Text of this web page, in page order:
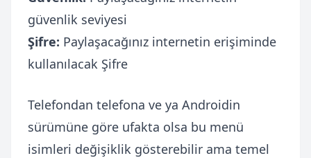
güvenlik seviyesi
Şifre: Paylaşacağınız internetin erişiminde
kullanılacak Şifre
Telefondan telefona ve ya Androidin
sürümüne göre ufakta olsa bu menü
isimleri değişiklik gösterebilir ama temel